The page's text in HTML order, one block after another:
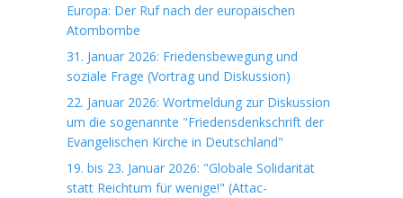
Europa: Der Ruf nach der europäischen
Atombombe
31. Januar 2026: Friedensbewegung und
soziale Frage (Vortrag und Diskussion)
22. Januar 2026: Wortmeldung zur Diskussion
um die sogenannte "Friedensdenkschrift der
Evangelischen Kirche in Deutschland"
19. bis 23. Januar 2026: "Globale Solidarität
statt Reichtum für wenige!" (Attac-